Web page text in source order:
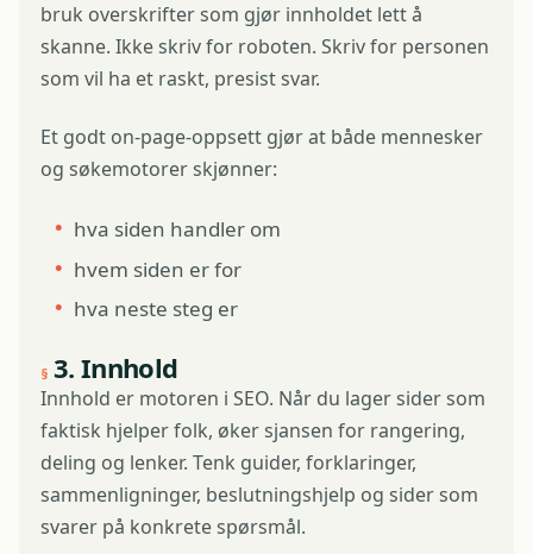
bruk overskrifter som gjør innholdet lett å
skanne. Ikke skriv for roboten. Skriv for personen
som vil ha et raskt, presist svar.
Et godt on-page-oppsett gjør at både mennesker
og søkemotorer skjønner:
hva siden handler om
hvem siden er for
hva neste steg er
3. Innhold
Innhold er motoren i SEO. Når du lager sider som
faktisk hjelper folk, øker sjansen for rangering,
deling og lenker. Tenk guider, forklaringer,
sammenligninger, beslutningshjelp og sider som
svarer på konkrete spørsmål.